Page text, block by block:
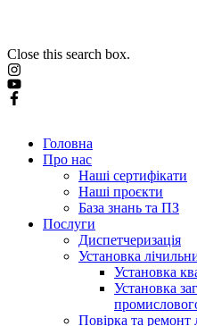
Close this search box.
Головна
Про нас
Наші сертифікати
Наші проєкти
База знань та ПЗ
Послуги
Диспетчеризація
Установка
Установка
Установка
Повірка та ремонт